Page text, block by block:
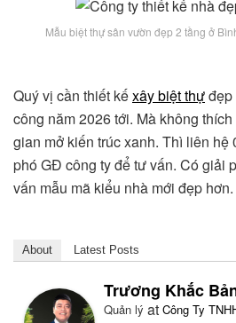
Mẫu biệt thự sân vườn đẹp 2 tầng ở
Quý vị cần thiết kếxây biệt thựđẹp
công năm 2026 tới. Mà không
gian mở kiến trúc xanh. Thì liên hệ
phó GĐ công ty để tư vấn. Có giải
vấn mẫu mã kiểu nhà mới đẹp
About Latest Posts
Trương Khắc
Quản lý at Công Ty